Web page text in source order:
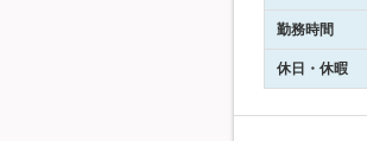
勤務時間
休日・休暇